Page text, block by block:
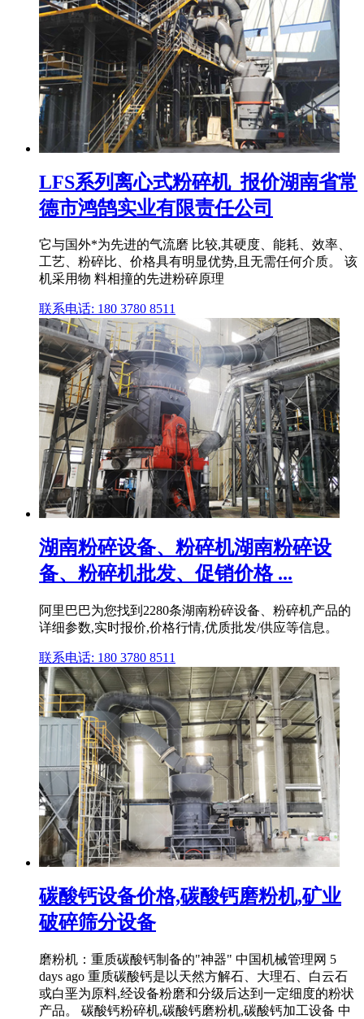
LFS系列离心式粉碎机_报价湖南省常
德市鸿鹄实业有限责任公司
它与国外*为先进的气流磨 比较,其硬度、能耗、效率、
工艺、粉碎比、价格具有明显优势,且无需任何介质。 该
机采用物 料相撞的先进粉碎原理
联系电话: 180 3780 8511
湖南粉碎设备、粉碎机湖南粉碎设
备、粉碎机批发、促销价格 ...
阿里巴巴为您找到2280条湖南粉碎设备、粉碎机产品的
详细参数,实时报价,价格行情,优质批发/供应等信息。
联系电话: 180 3780 8511
碳酸钙设备价格,碳酸钙磨粉机,矿业
破碎筛分设备
磨粉机：重质碳酸钙制备的"神器" 中国机械管理网 5
days ago 重质碳酸钙是以天然方解石、大理石、白云石
或白垩为原料,经设备粉磨和分级后达到一定细度的粉状
产品。 碳酸钙粉碎机,碳酸钙磨粉机,碳酸钙加工设备 中